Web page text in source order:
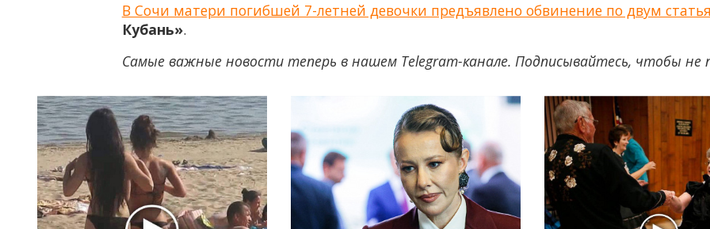
В Сочи матери погибшей 7-летней девочки предъявлено обвинение по двум
Кубань».
Самые важные новости теперь в нашем Telegram-канале. Подписывайтесь, чтобы